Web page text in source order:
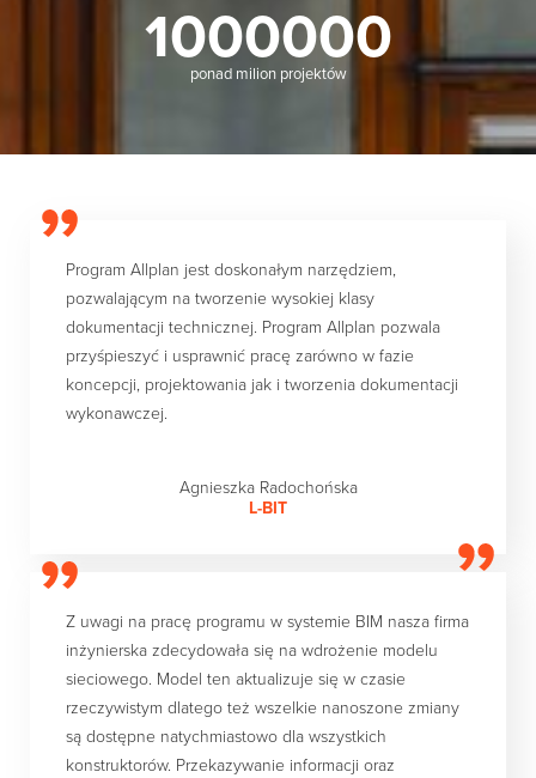
1000000
ponad milion projektów
Program Allplan jest doskonałym narzędziem,
pozwalającym na tworzenie wysokiej klasy
dokumentacji technicznej. Program Allplan pozwala
przyśpieszyć i usprawnić pracę zarówno w fazie
koncepcji, projektowania jak i tworzenia dokumentacji
wykonawczej.
Agnieszka Radochońska
L-BIT
Z uwagi na pracę programu w systemie BIM nasza firma
inżynierska zdecydowała się na wdrożenie modelu
sieciowego. Model ten aktualizuje się w czasie
rzeczywistym dlatego też wszelkie nanoszone zmiany
są dostępne natychmiastowo dla wszystkich
konstruktorów. Przekazywanie informacji oraz